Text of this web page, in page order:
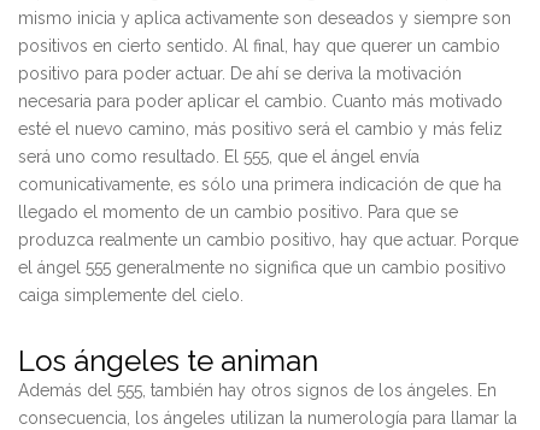
mismo inicia y aplica activamente son deseados y siempre son
positivos en cierto sentido. Al final, hay que querer un cambio
positivo para poder actuar. De ahí se deriva la motivación
necesaria para poder aplicar el cambio. Cuanto más motivado
esté el nuevo camino, más positivo será el cambio y más feliz
será uno como resultado. El 555, que el ángel envía
comunicativamente, es sólo una primera indicación de que ha
llegado el momento de un cambio positivo. Para que se
produzca realmente un cambio positivo, hay que actuar. Porque
el ángel 555 generalmente no significa que un cambio positivo
caiga simplemente del cielo.
Los ángeles te animan
Además del 555, también hay otros signos de los ángeles. En
consecuencia, los ángeles utilizan la numerología para llamar la